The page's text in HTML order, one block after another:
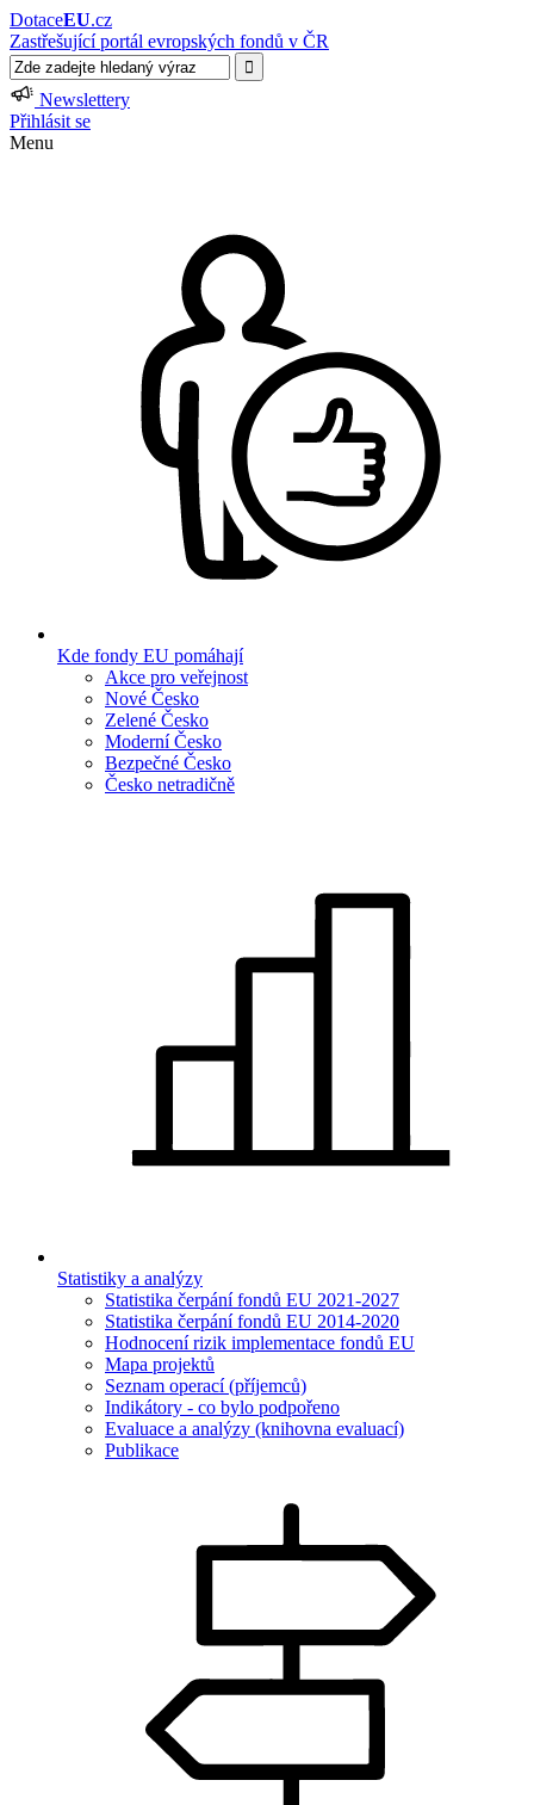
DotaceEU.cz
Zastřešující portál evropských fondů v ČR
Newslettery
Přihlásit se
Menu
Kde fondy EU pomáhají
Akce pro veřejnost
Nové Česko
Zelené Česko
Moderní Česko
Bezpečné Česko
Česko netradičně
Statistiky a analýzy
Statistika čerpání fondů EU 2021-2027
Statistika čerpání fondů EU 2014-2020
Hodnocení rizik implementace fondů EU
Mapa projektů
Seznam operací (příjemců)
Indikátory - co bylo podpořeno
Evaluace a analýzy (knihovna evaluací)
Publikace